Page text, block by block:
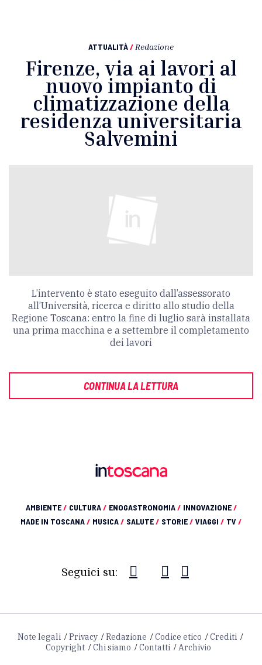
ATTUALITÀ/ Redazione
Firenze, via ai lavori al
nuovo impianto di
climatizzazione della
residenza universitaria
Salvemini
L’intervento è stato eseguito dall’assessorato
all’Università, ricerca e diritto allo studio della
Regione Toscana: entro la fine di luglio sarà installata
una prima macchina e a settembre il completamento
dei lavori
CONTINUA LA LETTURA
AMBIENTE/ CULTURA/ ENOGASTRONOMIA/ INNOVAZIONE/
MADE IN TOSCANA/ MUSICA/ SALUTE/ STORIE/ VIAGGI / TV /
Seguici su:
Note legali Privacy Redazione Codice etico
Crediti
Copyright
Chi siamo Contatti Archivio